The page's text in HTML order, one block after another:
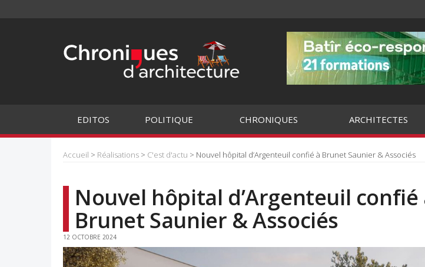
EDITOS POLITIQUE CHRONIQUES ARCHITECTES
Accueil > Réalisations > C'est d'actu > Nouvel hôpital d’Argenteuil confié à Brunet Saunier & Associés
Nouvel hôpital d’Argenteuil confié
Brunet Saunier & Associés
12 OCTOBRE 2024